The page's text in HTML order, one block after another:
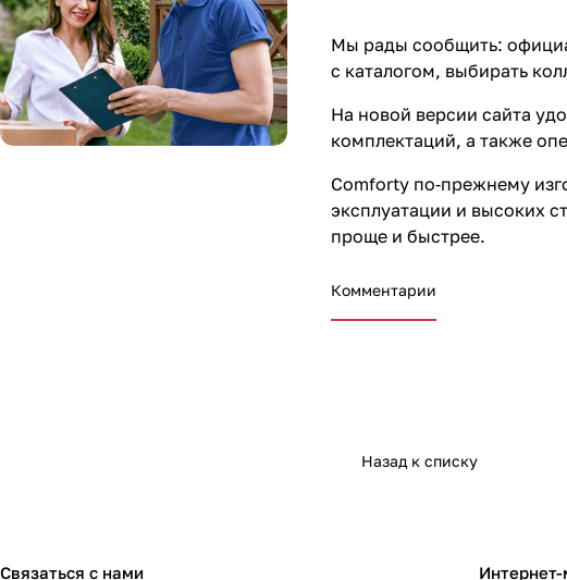
Мы рады сообщить:
с каталогом, выбирать
На новой версии сайта
комплектаций, а также
Comforty по‑прежнему
эксплуатации и высоких
проще и быстрее.
Комментарии
Назад к списку
Связаться с нами